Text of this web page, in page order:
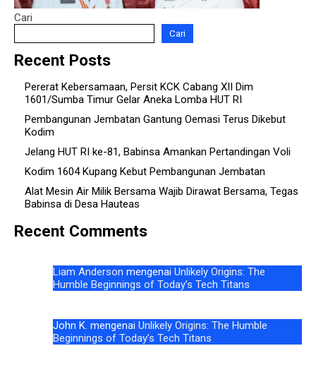
Cari
Cari
Recent Posts
Pererat Kebersamaan, Persit KCK Cabang XII Dim
1601/Sumba Timur Gelar Aneka Lomba HUT RI
Pembangunan Jembatan Gantung Oemasi Terus Dikebut
Kodim
Jelang HUT RI ke-81, Babinsa Amankan Pertandingan Voli
Kodim 1604 Kupang Kebut Pembangunan Jembatan
Alat Mesin Air Milik Bersama Wajib Dirawat Bersama, Tegas
Babinsa di Desa Hauteas
Recent Comments
Liam Anderson mengenai Unlikely Origins: The
Humble Beginnings of Today’s Tech Titans
John K. mengenai Unlikely Origins: The Humble
Beginnings of Today’s Tech Titans